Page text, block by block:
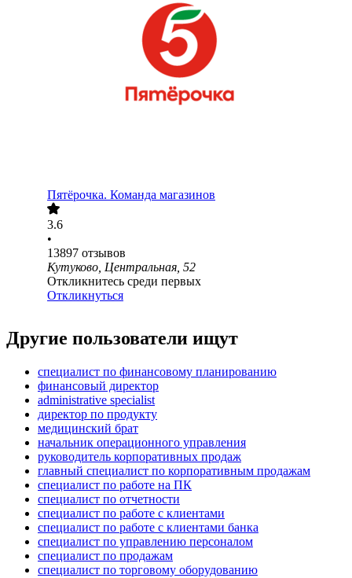
Пятёрочка. Команда магазинов
3.6
•
13897 отзывов
Кутуково, Центральная, 52
Откликнитесь среди первых
Откликнуться
Другие пользователи ищут
специалист по финансовому планированию
финансовый директор
administrative specialist
директор по продукту
медицинский брат
начальник операционного управления
руководитель корпоративных продаж
главный специалист по корпоративным продажам
специалист по работе на ПК
специалист по отчетности
специалист по работе с клиентами
специалист по работе с клиентами банка
специалист по управлению персоналом
специалист по продажам
специалист по торговому оборудованию